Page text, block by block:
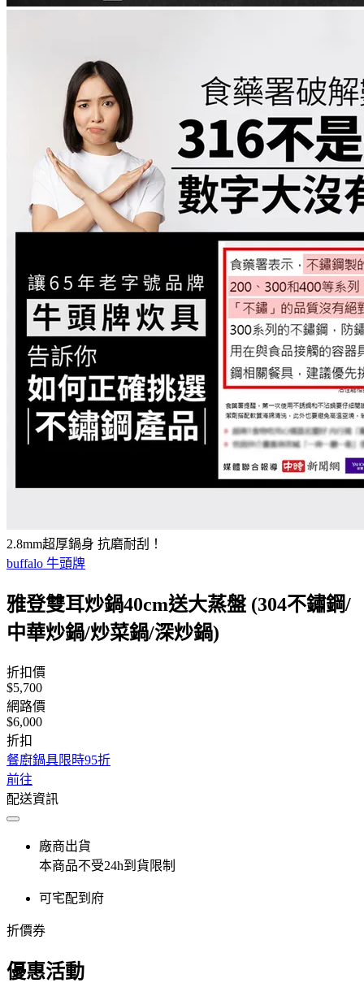
2.8mm超厚鍋身 抗磨耐刮！
buffalo 牛頭牌
雅登雙耳炒鍋40cm送大蒸盤 (304不鏽鋼/
中華炒鍋/炒菜鍋/深炒鍋)
折扣價
$5,700
網路價
$6,000
折扣
餐廚鍋具限時95折
前往
配送資訊
廠商出貨
本商品不受24h到貨限制
可宅配到府
折價券
優惠活動